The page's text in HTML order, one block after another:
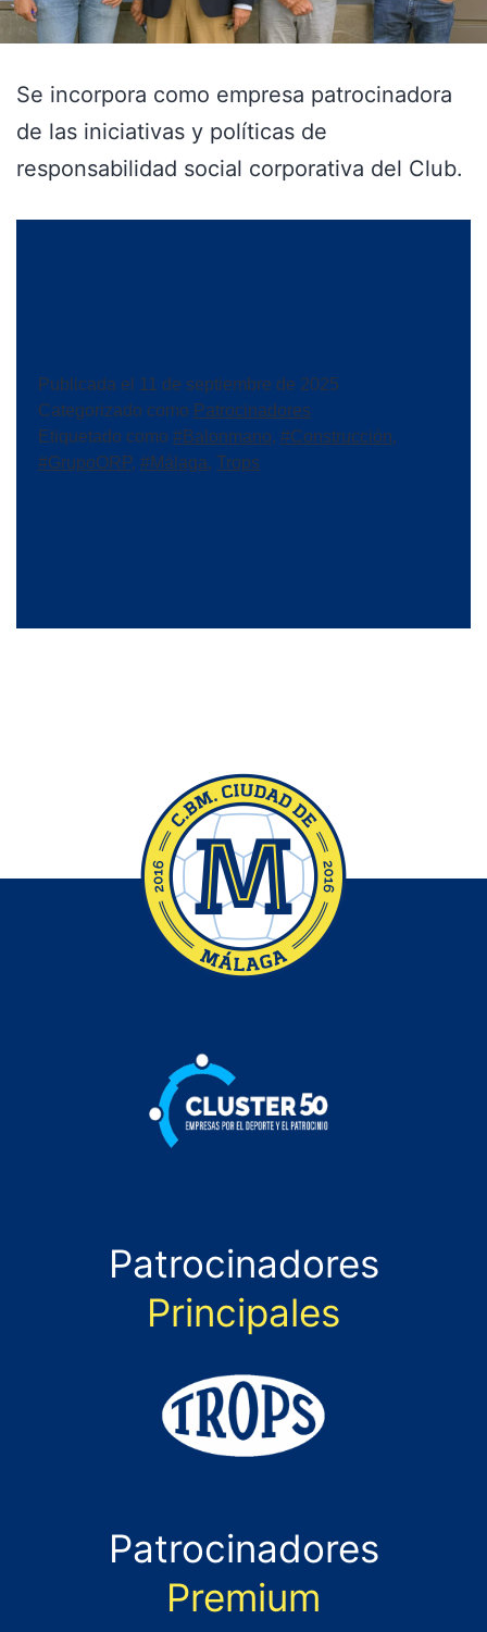
Se incorpora como empresa patrocinadora
de las iniciativas y políticas de
responsabilidad social corporativa del Club.
Publicada el
11 de septiembre de 2025
Categorizado como Patrocinadores
Etiquetado como #Balonmano, #Construcción,
#GrupoORP, #Málaga, Trops
Patrocinadores
Principales
Patrocinadores
Premium